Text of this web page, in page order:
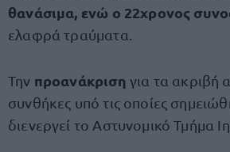
θανάσιμα, ενώ ο 22χρονος
ελαφρά τραύματα.
Την προανάκριση για τα ακριβή
συνθήκες υπό τις οποίες
διενεργεί το Αστυνομικό Τμήμα